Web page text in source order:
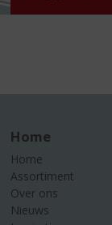
Home
Home
Assortiment
Over ons
Nieuws